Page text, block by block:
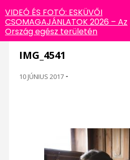
IMG_4541
10 JÚNIUS 2017 -
VIDEÓ ÉS FOTÓ: ESKÜVŐI
CSOMAGAJÁNLATOK 2026 – Az
Ország egész területén